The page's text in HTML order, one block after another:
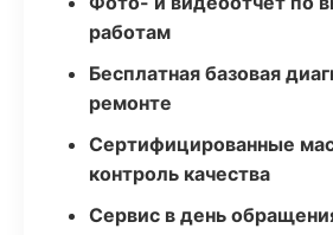
работам
Бесплатная базовая
ремонте
Сертифицированные
контроль качества
Сервис в день